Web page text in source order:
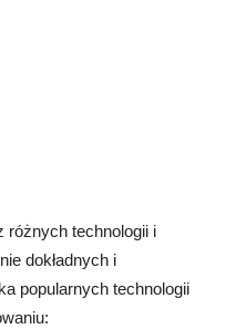
różnych technologii i
dokładnych i
popularnych technologii